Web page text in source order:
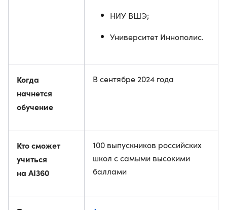
НИУ ВШЭ;
Университет Иннополис.
Когда
начнется
обучение
В сентябре 2024 года
Кто сможет
учиться
на AI360
100 выпускников российских
школ с самыми высокими
баллами